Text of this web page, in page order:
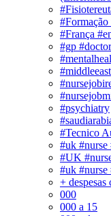
#França
#gp #doctor
#middleeast
#psychiatry
#Tecnico
#uk
#UK
#uk #nurse
+ despesas
000
000 a 15